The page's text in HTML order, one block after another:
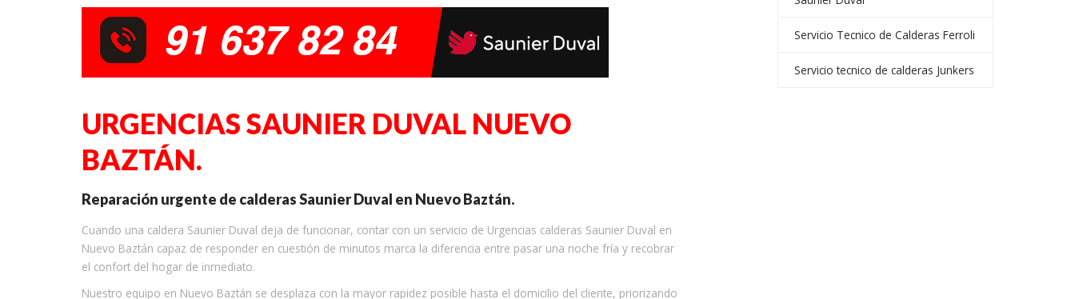
URGENCIAS SAUNIER DUVAL NUEVO
BAZTÁN.
Reparación urgente de calderas Saunier Duval en Nuevo Baztán.
Cuando una caldera Saunier Duval deja de funcionar, contar con un servicio de Urgencias calderas Saunier Duval en
Nuevo Baztán capaz de responder en cuestión de minutos marca la diferencia entre pasar una noche fría y recobrar
el confort del hogar de inmediato.
Nuestro equipo en Nuevo Baztán se desplaza con la mayor rapidez posible hasta el domicilio del cliente, priorizando
Servicio Tecnico de Calderas Ferroli
Servicio tecnico de calderas Junkers